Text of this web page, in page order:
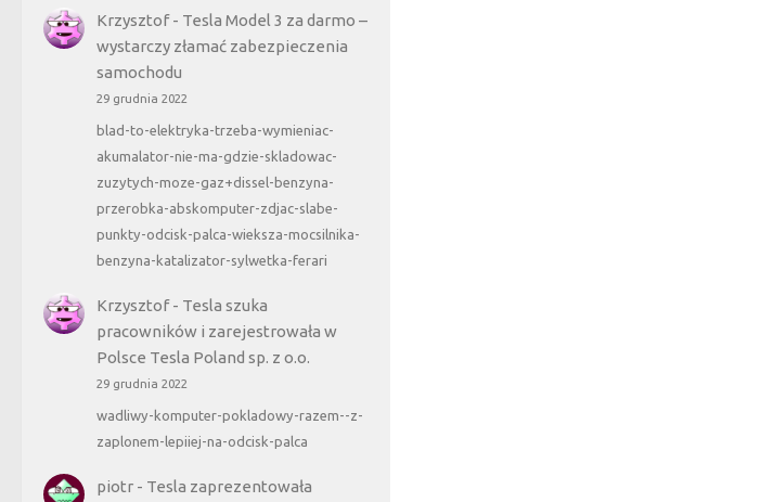
Krzysztof- Tesla Model 3 za darmo –
wystarczy złamać zabezpieczenia
samochodu
29 grudnia 2022
blad-to-elektryka-trzeba-wymieniac-
akumalator-nie-ma-gdzie-skladowac-
zuzytych-moze-gaz+dissel-benzyna-
przerobka-abskomputer-zdjac-slabe-
punkty-odcisk-palca-wieksza-mocsilnika-
benzyna-katalizator-sylwetka-ferari
Krzysztof- Tesla szuka
pracowników i zarejestrowała w
Polsce Tesla Poland sp. z o.o.
29 grudnia 2022
wadliwy-komputer-pokladowy-razem--z-
zaplonem-lepiiej-na-odcisk-palca
piotr- Tesla zaprezentowała